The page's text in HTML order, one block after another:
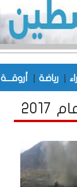
رياضة أروقـــة